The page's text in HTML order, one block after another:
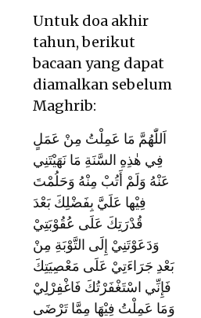
Untuk doa akhir
tahun, berikut
bacaan yang dapat
diamalkan sebelum
Maghrib:
اَللّٰهُمَّ مَا عَمِلْتُ مِنْ عَمَلٍ
فِي هٰذِهِ السَّنَةِ مَا نَهَيْتَنِي
عَنْهُ وَلَمْ أَتُبْ مِنْهُ وَحَلُمْتَ
فِيْها عَلَيَّ بِفَضْلِكَ بَعْدَ
قُدْرَتِكَ عَلَى عُقُوْبَتِيْ
وَدَعَوْتَنِيْ إِلَى التَّوْبَةِ مِنْ
بَعْدِ جَرَاءَتِيْ عَلَى مَعْصِيَتِكَ
فَإِنِّي اسْتَغْفَرْتُكَ فَاغْفِرْلِيْ
وَمَا عَمِلْتُ فِيْهَا مِمَّا تَرْضَى